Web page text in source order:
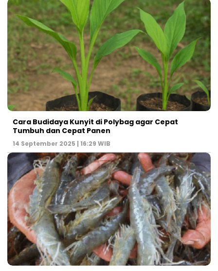
Cara Budidaya Kunyit di Polybag agar Cepat
Tumbuh dan Cepat Panen
14 September 2025 | 16:29 WIB